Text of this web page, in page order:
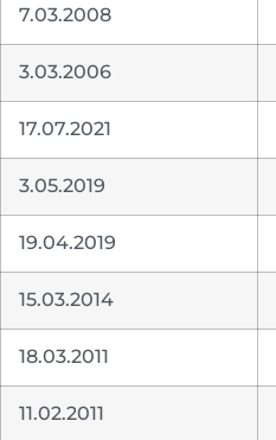
7.03.2008
3.03.2006
17.07.2021
3.05.2019
19.04.2019
15.03.2014
18.03.2011
11.02.2011